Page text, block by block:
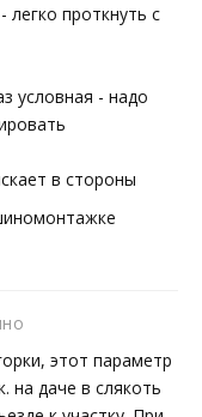
легко проткнуть с
условная - надо
в стороны
этот параметр
на даче в слякоть